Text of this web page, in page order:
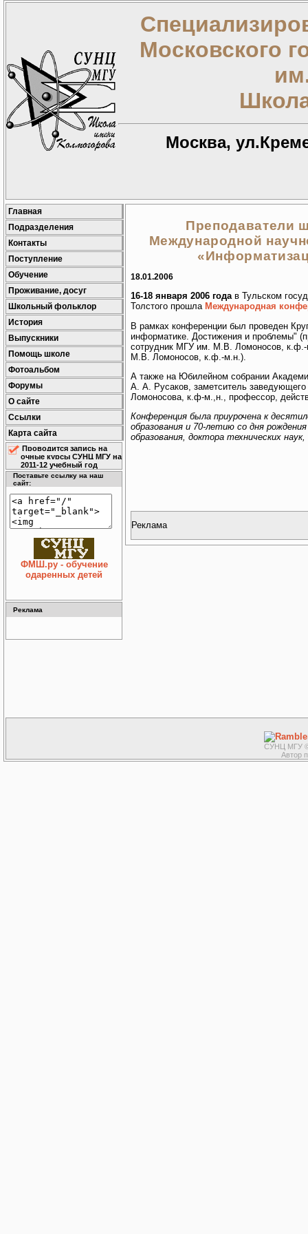
Московского
Москва,
Главная
Подразделения
Контакты
Поступление
Обучение
Проживание, досуг
Школьный фольклор
История
Выпускники
Помощь школе
Фотоальбом
Форумы
О сайте
Ссылки
Карта сайта
Проводится запись на
очные курсы СУНЦ МГУ на
2011-12 учебный год
Поставьте ссылку на наш
сайт:
ФМШ.ру - обучение
одаренных детей
Реклама
Преподаватели
Международной
18.01.2006
16-18 января 2006 годав Тульском
Толстого прошла Международная
В рамках конференции был проведен
информатике. Достижения и проблемы"
сотрудник МГУ им. М.В. Ломоносов,
М.В. Ломоносов, к.ф.-м.н.).
А также на Юбилейном собрании
А. А. Русаков, заметситель
Ломоносова, к.ф-м.,н., профессор,
Конференция была приурочена к
образования и 70-летию со дня
образования, доктора технических
Реклама
СУНЦ МГУ ©
Автор